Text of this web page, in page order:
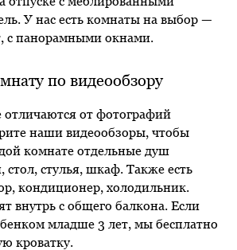
У нас есть комнаты на выбор —
с панорамными окнами.
по видеообзору
отличаются от фотографий
наши видеообзоры, чтобы
комнате отдельные душ
стол, стулья, шкаф. Также есть
кондиционер, холодильник.
внутрь с общего балкона. Если
младше 3 лет, мы бесплатно
кроватку.